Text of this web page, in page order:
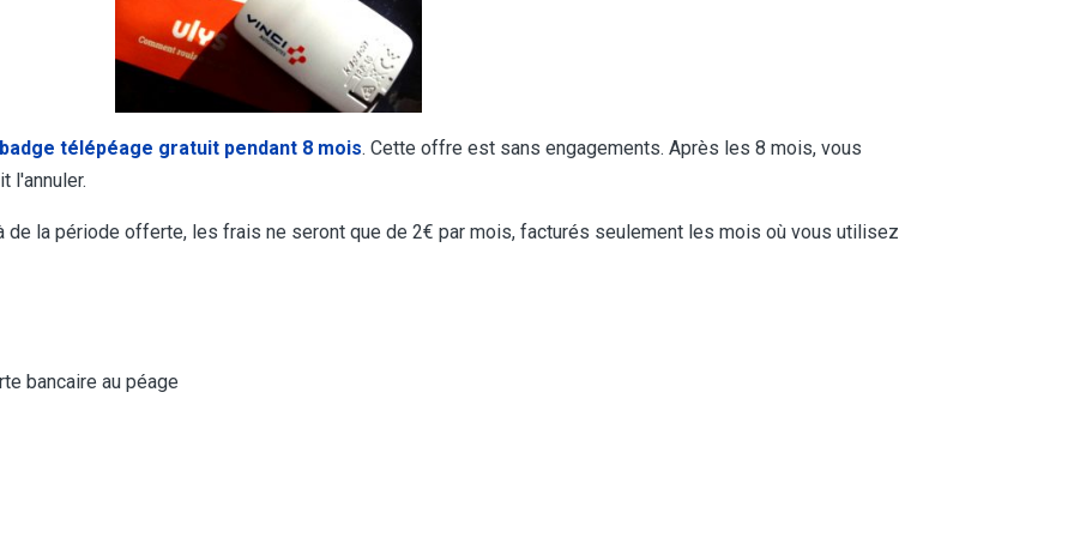
badge télépéage gratuit pendant 8 mois. Cette offre est sans engagements. Après les 8 mois, vous
l'annuler.
de la période offerte, les frais ne seront que de 2€ par mois, facturés seulement les mois où vous utilisez
bancaire au péage